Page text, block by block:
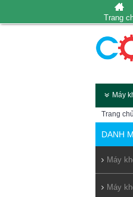
Trang
Máy
Trang chủ
DANH
Máy
Máy